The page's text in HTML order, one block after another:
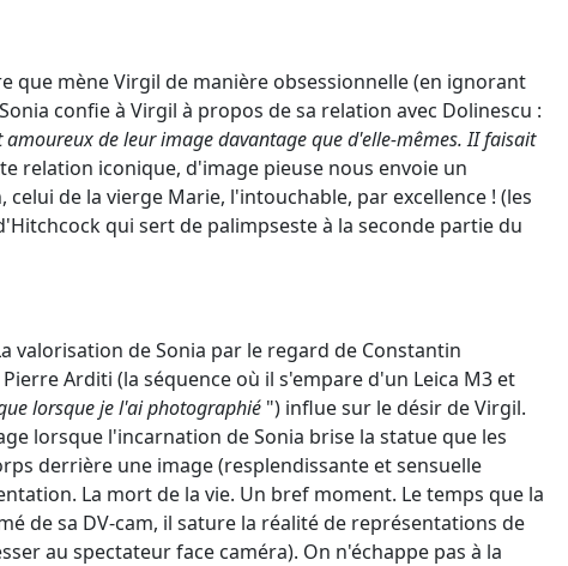
que mène Virgil de manière obsessionnelle (en ignorant
confie à Virgil à propos de sa relation avec Dolinescu :
de leur image davantage que d'elle-mêmes. II faisait
relation iconique, d'image pieuse nous envoie un
de la vierge Marie, l'intouchable, par excellence ! (les
qui sert de palimpseste à la seconde partie du
valorisation de Sonia par le regard de Constantin
Arditi (la séquence où il s'empare d'un Leica M3 et
lorsque je l'ai photographié ") influe sur le désir de Virgil.
lorsque l'incarnation de Sonia brise la statue que les
derrière une image (resplendissante et sensuelle
La mort de la vie. Un bref moment. Le temps que la
de sa DV-cam, il sature la réalité de représentations de
au spectateur face caméra). On n'échappe pas à la